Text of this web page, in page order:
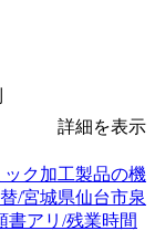
詳細を表示